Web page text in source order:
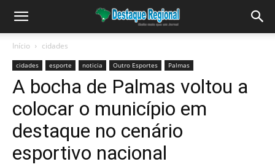
Início cidades
cidades esporte noticia Outro Esportes Palmas
A bocha de Palmas voltou a
colocar o município em
destaque no cenário
esportivo nacional